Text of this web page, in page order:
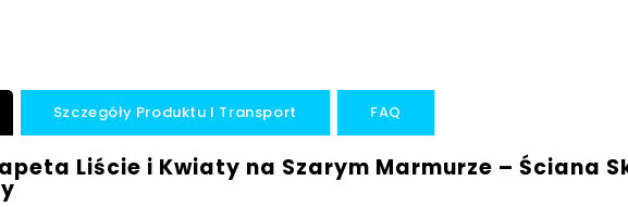
Szczegóły Produktu I Transport FAQ
Liście i Kwiaty na Szarym Marmurze – Ściana